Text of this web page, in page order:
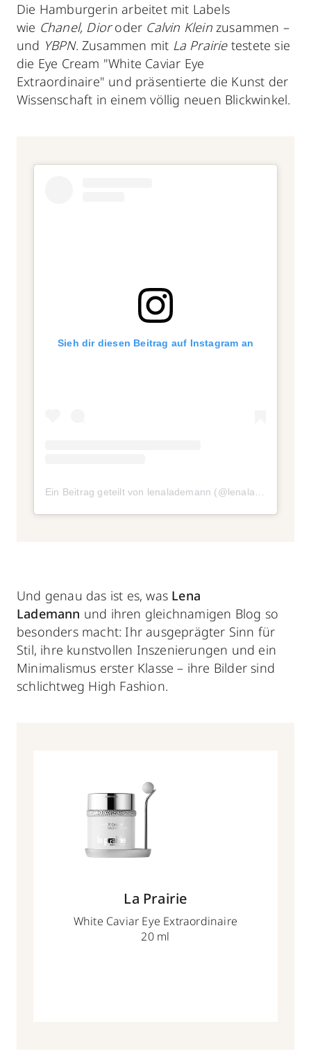
Die Hamburgerin arbeitet mit Labels
wie Chanel, Dioroder Calvin Kleinzusammen –
und YBPN. Zusammen mit La Prairietestete sie
die Eye Cream "White Caviar Eye
Extraordinaire" und präsentierte die Kunst der
Wissenschaft in einem völlig neuen Blickwinkel.
Sieh dir diesen Beitrag auf Instagram an
Und genau das ist es, was Lena
Lademann und ihren gleichnamigen Blog so
besonders macht: Ihr ausgeprägter Sinn für
Stil, ihre kunstvollen Inszenierungen und ein
Minimalismus erster Klasse – ihre Bilder sind
schlichtweg High Fashion.
La Prairie
White Caviar Eye Extraordinaire
20 ml